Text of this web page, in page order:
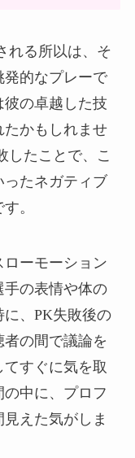
れる所以は、そ
的なプレーで
の卓越した技
かもしれませ
したことで、こ
たネガティブ
。
ーモーション
手の表情や体の
、PK失敗後の
の間で議論を
すぐに気を取
中に、プロフ
えた気がしま